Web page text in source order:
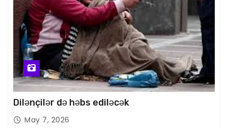
Dilənçilər də həbs ediləcək
May 7, 2026